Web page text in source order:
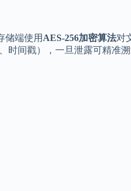
储端使用 AES-256加密算法对
时间戳），一旦泄露可精准溯